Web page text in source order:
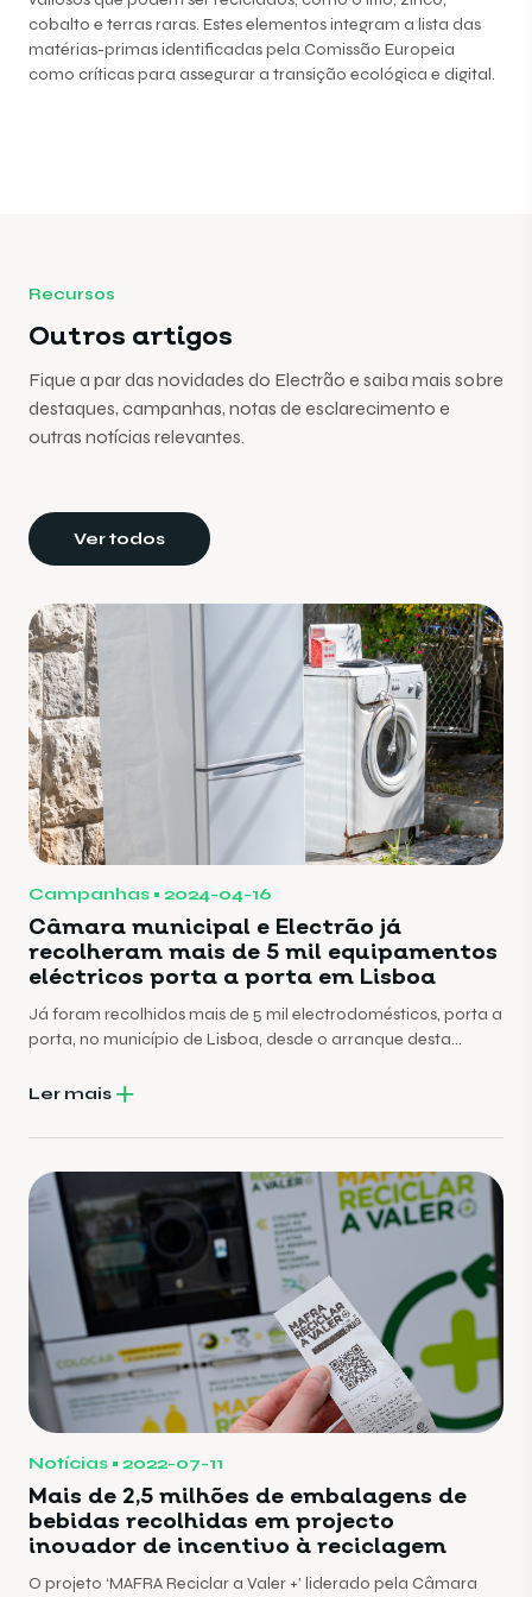
cobalto e terras raras. Estes elementos integram a lista das
matérias-primas identificadas pela Comissão Europeia
como críticas para assegurar a transição ecológica e digital.
Recursos
Outros artigos
Fique a par das novidades do Electrão e saiba mais sobre
destaques, campanhas, notas de esclarecimento e
outras notícias relevantes.
Ver todos
Campanhas 2024-04-16
Câmara municipal e Electrão já
recolheram mais de 5 mil equipamentos
eléctricos porta a porta em Lisboa
Já foram recolhidos mais de 5 mil electrodomésticos, porta a
porta, no município de Lisboa, desde o arranque desta
2021.
Ler mais
Notícias 2022-07-11
Mais de 2,5 milhões de embalagens de
bebidas recolhidas em projecto
inovador de incentivo à reciclagem
O projeto ‘MAFRA Reciclar a Valer +’ liderado pela Câmara